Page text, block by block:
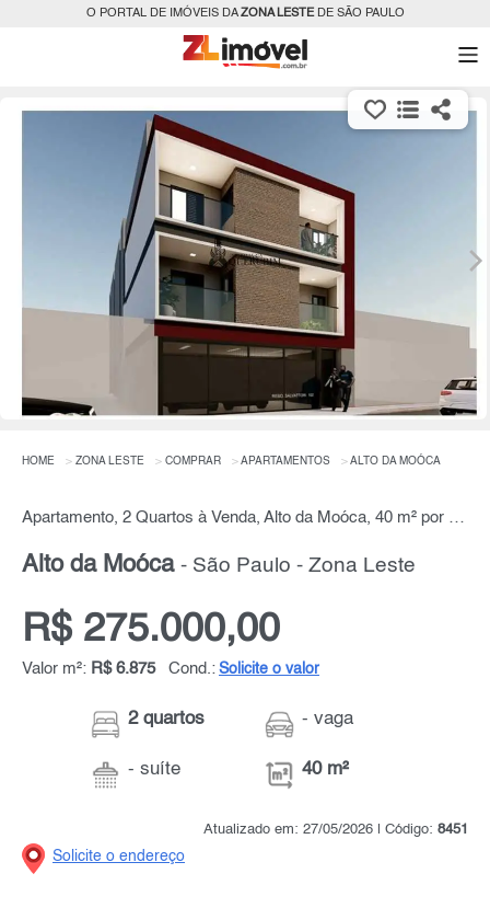
O PORTAL DE IMÓVEIS DAZONA LESTEDE SÃO PAULO
HOME ZONA LESTE COMPRAR APARTAMENTOS ALTO DA MOÓCA
Apartamento, 2 Quartos à Venda, Alto da Moóca, 40 m² por R$ 275.000,00
Alto da Moóca - São Paulo - Zona Leste
R$ 275.000,00
Valor m²: R$ 6.875 Cond.: Solicite o valor
2 quartos
- suíte
- vaga
40 m²
Atualizado em: 27/05/2026 | Código: 8451
Solicite o endereço